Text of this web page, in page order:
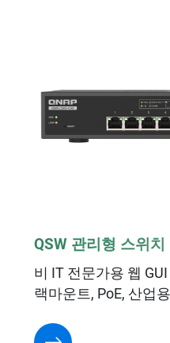
QSW 관리형 스위치
비 IT 전문가용 웹
랙마운트, PoE, 산업